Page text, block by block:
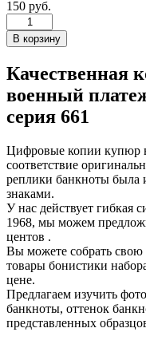
150 руб.
военный
серия 661
Цифровые копии купюр
соответствие
реплики банкноты была
знаками.
У нас действует гибкая
1968, мы можем
центов .
Вы можете собрать
товары бонистики
цене.
Предлагаем изучить
банкноты, оттенок
представленных